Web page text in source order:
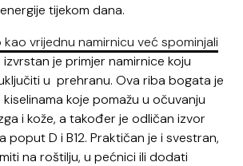
tijekom dana.
kao vrijednu namirnicu već spominjali
izvrstan je primjer namirnice koju
u prehranu. Ova riba bogata je
koje pomažu u očuvanju
i kože, a također je odličan izvor
poput D i B12. Praktičan je i svestran,
na roštilju, u pećnici ili dodati